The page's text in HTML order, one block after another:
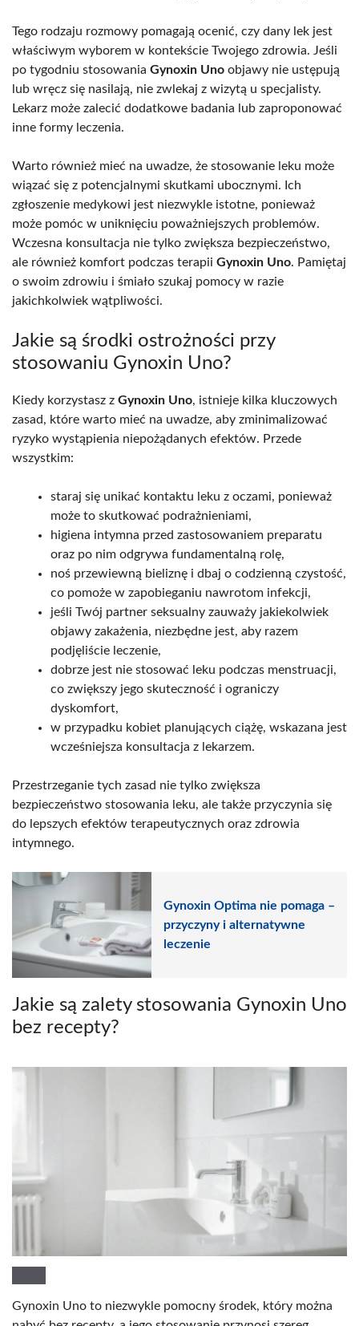
Tego rodzaju rozmowy pomagają ocenić, czy dany lek jest
właściwym wyborem w kontekście Twojego zdrowia. Jeśli
po tygodniu stosowania Gynoxin Uno objawy nie ustępują
lub wręcz się nasilają, nie zwlekaj z wizytą u specjalisty.
Lekarz może zalecić dodatkowe badania lub zaproponować
inne formy leczenia.
Warto również mieć na uwadze, że stosowanie leku może
wiązać się z potencjalnymi skutkami ubocznymi. Ich
zgłoszenie medykowi jest niezwykle istotne, ponieważ
może pomóc w uniknięciu poważniejszych problemów.
Wczesna konsultacja nie tylko zwiększa bezpieczeństwo,
ale również komfort podczas terapii Gynoxin Uno. Pamiętaj
o swoim zdrowiu i śmiało szukaj pomocy w razie
jakichkolwiek wątpliwości.
Jakie są środki ostrożności przy
stosowaniu Gynoxin Uno?
Kiedy korzystasz z Gynoxin Uno, istnieje kilka kluczowych
zasad, które warto mieć na uwadze, aby zminimalizować
ryzyko wystąpienia niepożądanych efektów. Przede
wszystkim:
staraj się unikać kontaktu leku z oczami, ponieważ
może to skutkować podrażnieniami,
higiena intymna przed zastosowaniem preparatu
oraz po nim odgrywa fundamentalną rolę,
noś przewiewną bieliznę i dbaj o codzienną czystość,
co pomoże w zapobieganiu nawrotom infekcji,
jeśli Twój partner seksualny zauważy jakiekolwiek
objawy zakażenia, niezbędne jest, aby razem
podjęliście leczenie,
dobrze jest nie stosować leku podczas menstruacji,
co zwiększy jego skuteczność i ograniczy
dyskomfort,
w przypadku kobiet planujących ciążę, wskazana jest
wcześniejsza konsultacja z lekarzem.
Przestrzeganie tych zasad nie tylko zwiększa
bezpieczeństwo stosowania leku, ale także przyczynia się
do lepszych efektów terapeutycznych oraz zdrowia
intymnego.
Gynoxin Optima nie pomaga –
przyczyny i alternatywne
leczenie
Jakie są zalety stosowania Gynoxin Uno
bez recepty?
Gynoxin Uno to niezwykle pomocny środek, który można